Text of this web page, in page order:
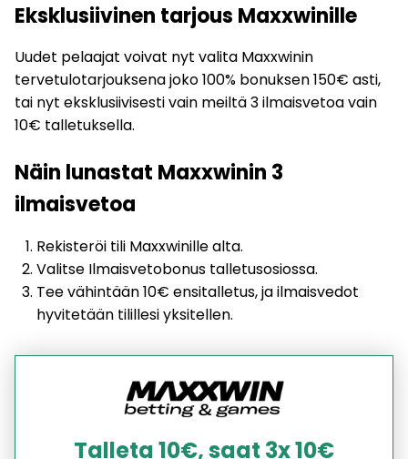
Eksklusiivinen tarjous Maxxwinille
Uudet pelaajat voivat nyt valita Maxxwinin
tervetulotarjouksena joko 100% bonuksen 150€ asti,
tai nyt eksklusiivisesti vain meiltä 3 ilmaisvetoa vain
10€ talletuksella.
Näin lunastat Maxxwinin 3
ilmaisvetoa
Rekisteröi tili Maxxwinille alta.
Valitse Ilmaisvetobonus talletusosiossa.
Tee vähintään 10€ ensitalletus, ja ilmaisvedot
hyvitetään tilillesi yksitellen.
Talleta 10€, saat 3x 10€